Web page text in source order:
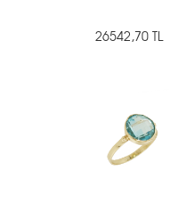
26542,70 TL